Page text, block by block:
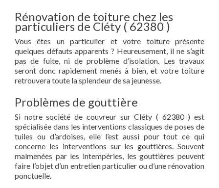
Rénovation de toiture chez les
particuliers de Cléty ( 62380 )
Vous êtes un particulier et votre toiture présente
quelques défauts apparents ? Heureusement, il ne s’agit
pas de fuite, ni de problème d’isolation. Les travaux
seront donc rapidement menés à bien, et votre toiture
retrouvera toute la splendeur de sa jeunesse.
Problèmes de gouttière
Si notre société de couvreur sur Cléty ( 62380 ) est
spécialisée dans les interventions classiques de poses de
tuiles ou d’ardoises, elle l’est aussi pour tout ce qui
concerne les interventions sur les gouttières. Souvent
malmenées par les intempéries, les gouttières peuvent
faire l’objet d’un entretien particulier ou d’une rénovation
ponctuelle.